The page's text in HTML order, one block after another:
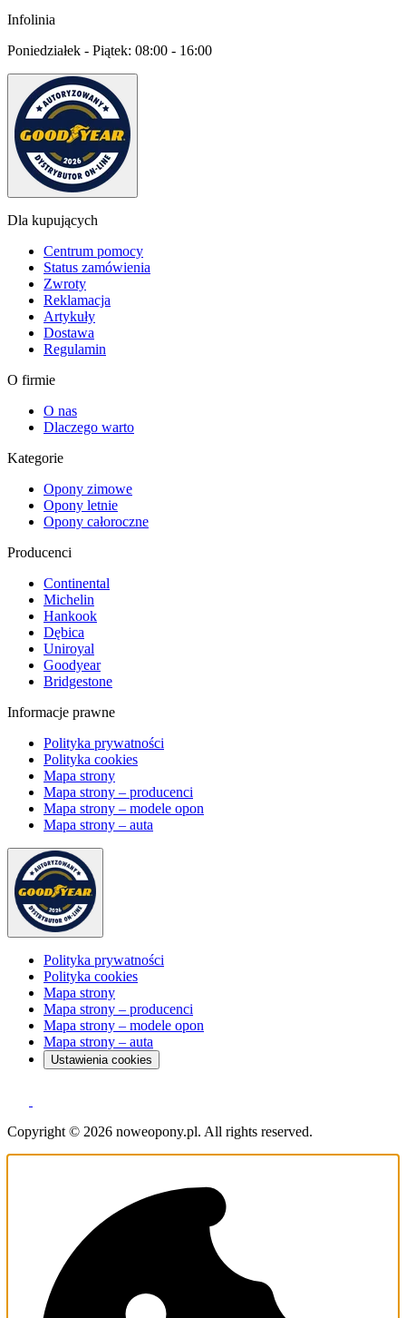
Infolinia
Poniedziałek - Piątek: 08:00 - 16:00
Dla kupujących
Centrum pomocy
Status zamówienia
Zwroty
Reklamacja
Artykuły
Dostawa
Regulamin
O firmie
O nas
Dlaczego warto
Kategorie
Opony zimowe
Opony letnie
Opony całoroczne
Producenci
Continental
Michelin
Hankook
Dębica
Uniroyal
Goodyear
Bridgestone
Informacje prawne
Polityka prywatności
Polityka cookies
Mapa strony
Mapa strony – producenci
Mapa strony – modele opon
Mapa strony – auta
Polityka prywatności
Polityka cookies
Mapa strony
Mapa strony – producenci
Mapa strony – modele opon
Mapa strony – auta
Ustawienia cookies
Copyright © 2026 noweopony.pl. All rights reserved.